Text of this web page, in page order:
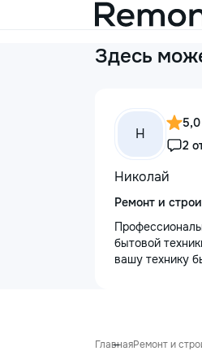
Здесь
Н
5,0
2
Николай
Ремонт и
бытовой
вашу технику
течение 1–2
ГлавнаяРемонт и